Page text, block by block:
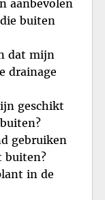
aanbevolen
buiten
dat mijn
drainage
geschikt
gebruiken
buiten?
in de